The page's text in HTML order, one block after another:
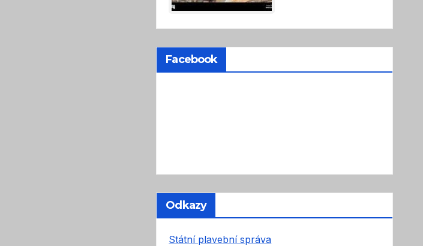
Facebook
Odkazy
Státní plavební správa